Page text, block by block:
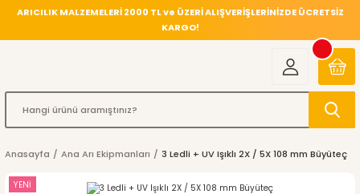
ARICILIK MALZEMELERİ 2000 TL ve ÜZERİ ALIŞVERİŞLERİNİZDE ÜCRETSİZ
KARGO!
Anasayfa Ana Arı Ekipmanları 3 Ledli + UV Işıklı 2X / 5X 108 mm Büyüteç
YENİ